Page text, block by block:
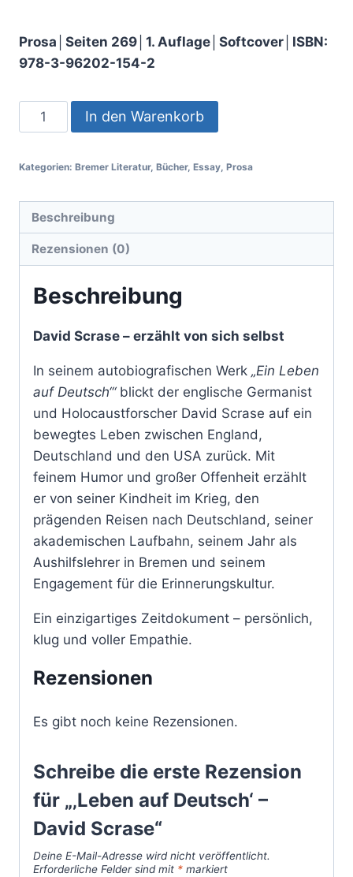
Prosa│Seiten 269│1. Auflage│Softcover│ISBN:
978-3-96202-154-2
In den Warenkorb
Kategorien: Bremer Literatur, Bücher, Essay Prosa
Beschreibung
Rezensionen (0)
Beschreibung
David Scrase – erzählt von sich selbst
In seinem autobiografischen Werk „Ein Leben
auf Deutsch‘“blickt der englische Germanist
und Holocaustforscher David Scrase auf ein
bewegtes Leben zwischen England,
Deutschland und den USA zurück. Mit
feinem Humor und großer Offenheit erzählt
er von seiner Kindheit im Krieg, den
prägenden Reisen nach Deutschland, seiner
akademischen Laufbahn, seinem Jahr als
Aushilfslehrer in Bremen und seinem
Engagement für die Erinnerungskultur.
Ein einzigartiges Zeitdokument – persönlich,
klug und voller Empathie.
Rezensionen
Es gibt noch keine Rezensionen.
Schreibe die erste Rezension
für „‚Leben auf Deutsch‘ –
David Scrase“
Deine E-Mail-Adresse wird nicht veröffentlicht.
Erforderliche Felder sind mit * markiert